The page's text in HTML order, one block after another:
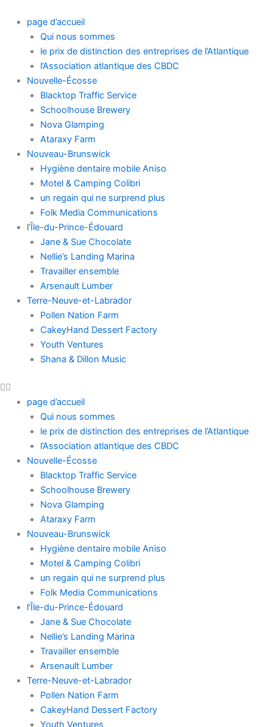
content
page d’accueil
Qui nous sommes
le prix de distinction des entreprises de l’Atlantique
l’Association atlantique des CBDC
Nouvelle-Écosse
Blacktop Traffic Service
Schoolhouse Brewery
Nova Glamping
Ataraxy Farm
Nouveau-Brunswick
Hygiène dentaire mobile Aniso
Motel & Camping Colibri
un regain qui ne surprend plus
Folk Media Communications
l’Île-du-Prince-Édouard
Jane & Sue Chocolate
Nellie’s Landing Marina
Travailler ensemble
Arsenault Lumber
Terre-Neuve-et-Labrador
Pollen Nation Farm
CakeyHand Dessert Factory
Youth Ventures
Shana & Dillon Music
page d’accueil
Qui nous sommes
le prix de distinction des entreprises de l’Atlantique
l’Association atlantique des CBDC
Nouvelle-Écosse
Blacktop Traffic Service
Schoolhouse Brewery
Nova Glamping
Ataraxy Farm
Nouveau-Brunswick
Hygiène dentaire mobile Aniso
Motel & Camping Colibri
un regain qui ne surprend plus
Folk Media Communications
l’Île-du-Prince-Édouard
Jane & Sue Chocolate
Nellie’s Landing Marina
Travailler ensemble
Arsenault Lumber
Terre-Neuve-et-Labrador
Pollen Nation Farm
CakeyHand Dessert Factory
Youth Ventures